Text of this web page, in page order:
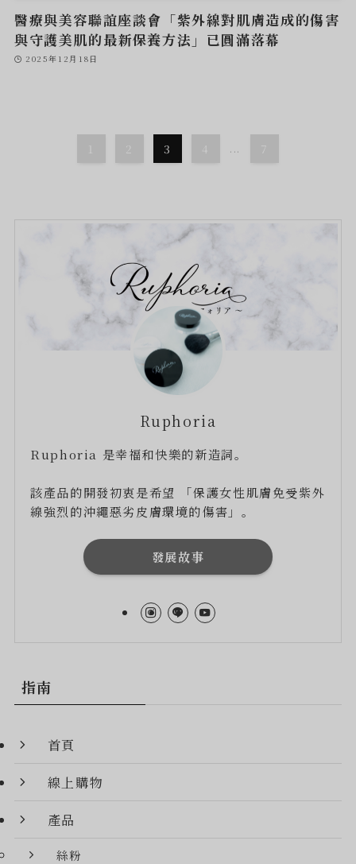
醫療與美容聯誼座談會「紫外線對肌膚造成的傷害
與守護美肌的最新保養方法」已圓滿落幕
2025年12月18日
1 2 3 4 ...
Ruphoria
Ruphoria 是幸福和快樂的新造詞。
該產品的開發初衷是希望 「保護女性肌膚免受紫外
線強烈的沖繩惡劣皮膚環境的傷害」。
發展故事
指南
首頁
線上購物
產品
絲粉